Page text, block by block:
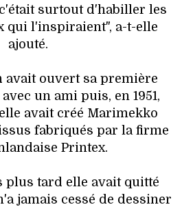
surtout d'habiller les
qui l'inspiraient", a-t-elle
ajouté.
avait ouvert sa première
un ami puis, en 1951,
avait créé Marimekko
fabriqués par la firme
Printex.
plus tard elle avait quitté
jamais cessé de dessiner